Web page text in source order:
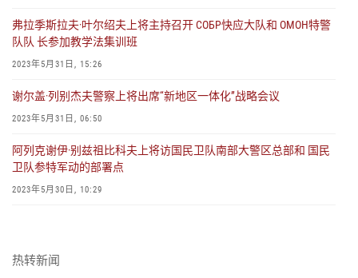
弗拉季斯拉夫·叶尔绍夫上将主持召开 СОБР快应大队和 ОМОН特警
队队 长参加教学法集训班
2023年5月31日, 15:26
谢尔盖·列别杰夫警察上将出席“新地区一体化”战略会议
2023年5月31日, 06:50
阿列克谢伊·别兹祖比科夫上将访国民卫队南部大警区总部和 国民
卫队参特军动的部署点
2023年5月30日, 10:29
热转新闻